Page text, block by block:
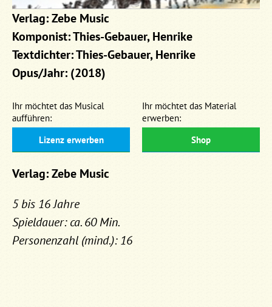
Verlag: Zebe Music
Komponist: Thies-Gebauer, Henrike
Textdichter: Thies-Gebauer, Henrike
Opus/Jahr: (2018)
Ihr möchtet das Musical
aufführen:
Lizenz erwerben
Ihr möchtet das Material
erwerben:
Shop
Verlag: Zebe Music
5 bis 16 Jahre
Spieldauer: ca. 60 Min.
Personenzahl (mind.): 16